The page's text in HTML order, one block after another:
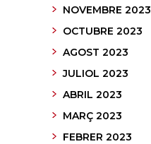
NOVEMBRE 2023
OCTUBRE 2023
AGOST 2023
JULIOL 2023
ABRIL 2023
MARÇ 2023
FEBRER 2023